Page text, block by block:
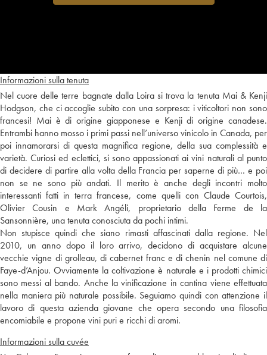
Informazioni sulla tenuta
Nel cuore delle terre bagnate dalla Loira si trova la tenuta Mai & Kenji
Hodgson, che ci accoglie subito con una sorpresa: i viticoltori non sono
francesi! Mai è di origine giapponese e Kenji di origine canadese.
Entrambi hanno mosso i primi passi nell’universo vinicolo in Canada, per
poi innamorarsi di questa magnifica regione, della sua complessità e
varietà. Curiosi ed eclettici, si sono appassionati ai vini naturali al punto
di decidere di partire alla volta della Francia per saperne di più… e poi
non se ne sono più andati. Il merito è anche degli incontri molto
interessanti fatti in terra francese, come quelli con Claude Courtois,
Olivier Cousin e Mark Angéli, proprietario della Ferme de la
Sansonnière, una tenuta conosciuta da pochi intimi.
Non stupisce quindi che siano rimasti affascinati dalla regione. Nel
2010, un anno dopo il loro arrivo, decidono di acquistare alcune
vecchie vigne di grolleau, di cabernet franc e di chenin nel comune di
Faye-d’Anjou. Ovviamente la coltivazione è naturale e i prodotti chimici
sono messi al bando. Anche la vinificazione in cantina viene effettuata
nella maniera più naturale possibile. Seguiamo quindi con attenzione il
lavoro di questa azienda giovane che opera secondo una filosofia
encomiabile e propone vini puri e ricchi di aromi.
Informazioni sulla cuvée